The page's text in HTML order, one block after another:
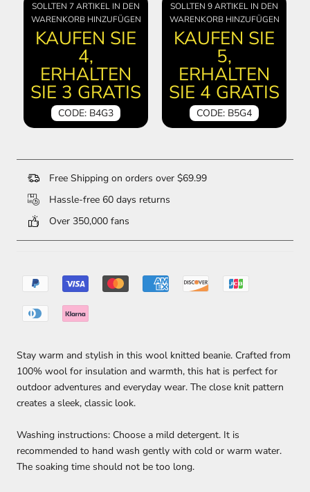
SOLLTEN 7 ARTIKEL IN DEN
WARENKORB HINZUFÜGEN
KAUFEN SIE
4,
ERHALTEN
SIE 3 GRATIS
CODE: B4G3
SOLLTEN 9 ARTIKEL IN DEN
WARENKORB HINZUFÜGEN
KAUFEN SIE
5,
ERHALTEN
SIE 4 GRATIS
CODE: B5G4
Free Shipping on orders over $69.99
Hassle-free 60 days returns
Over 350,000 fans
Stay warm and stylish in this wool knitted beanie. Crafted from
100% wool for insulation and warmth, this hat is perfect for
outdoor adventures and everyday wear. The close knit pattern
creates a sleek, classic look.
Washing instructions: Choose a mild detergent. It is
recommended to hand wash gently with cold or warm water.
The soaking time should not be too long.